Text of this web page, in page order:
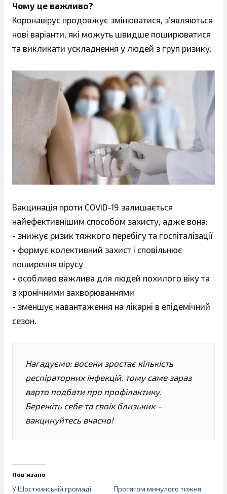
Чому це важливо?
Коронавірус продовжує змінюватися, з’являються
нові варіанти, які можуть швидше поширюватися
та викликати ускладнення у людей з груп ризику.
Вакцинація проти COVID-19 залишається
найефективнішим способом захисту, адже вона:
• знижує ризик тяжкого перебігу та госпіталізації
• формує колективний захист і сповільнює
поширення вірусу
• особливо важлива для людей похилого віку та
з хронічними захворюваннями
• зменшує навантаження на лікарні в епідемічний
сезон.
Нагадуємо: восени зростає кількість
респіраторних інфекцій, тому саме зараз
варто подбати про профілактику.
Бережіть себе та своїх близьких –
вакцинуйтесь вчасно!
Пов’язано
У Шосткинській громаді
Протягом минулого тижня